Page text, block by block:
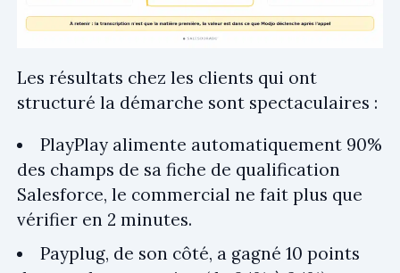
Les résultats chez les clients qui ont
structuré la démarche sont spectaculaires :
PlayPlay alimente automatiquement 90%
des champs de sa fiche de qualification
Salesforce, le commercial ne fait plus que
vérifier en 2 minutes.
Payplug, de son côté, a gagné 10 points